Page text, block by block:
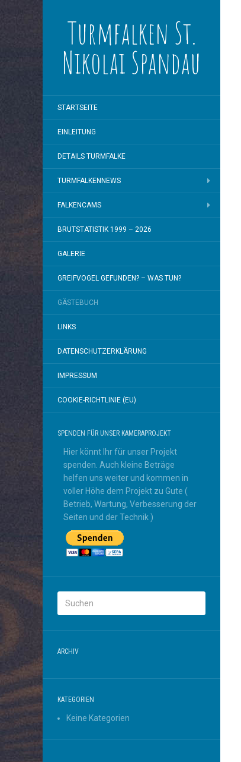
Turmfalken St.
Nikolai Spandau
STARTSEITE
EINLEITUNG
DETAILS TURMFALKE
TURMFALKENNEWS
FALKENCAMS
BRUTSTATISTIK 1999 – 2026
GALERIE
GREIFVOGEL GEFUNDEN? – WAS TUN?
GÄSTEBUCH
LINKS
DATENSCHUTZERKLÄRUNG
IMPRESSUM
COOKIE-RICHTLINIE (EU)
SPENDEN FÜR UNSER KAMERAPROJEKT
Hier könnt Ihr für unser Projekt
spenden. Auch kleine Beträge
helfen uns weiter und kommen in
voller Höhe dem Projekt zu Gute (
Betrieb, Wartung, Verbesserung der
Seiten und der Technik )
ARCHIV
KATEGORIEN
Keine Kategorien